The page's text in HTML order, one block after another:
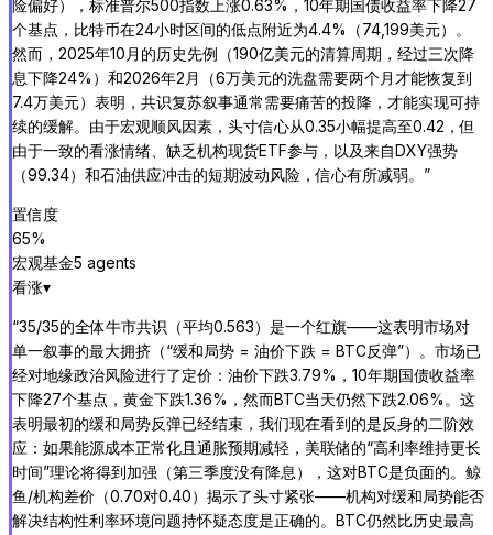
险偏好），标准普尔500指数上涨0.63%，10年期国债收益率下降27
个基点，比特币在24小时区间的低点附近为4.4%（74,199美元）。
然而，2025年10月的历史先例（190亿美元的清算周期，经过三次降
息下降24%）和2026年2月（6万美元的洗盘需要两个月才能恢复到
7.4万美元）表明，共识复苏叙事通常需要痛苦的投降，才能实现可持
续的缓解。由于宏观顺风因素，头寸信心从0.35小幅提高至0.42，但
由于一致的看涨情绪、缺乏机构现货ETF参与，以及来自DXY强势
（99.34）和石油供应冲击的短期波动风险，信心有所减弱。 ”
置信度
65%
宏观基金5 agents
看涨▾
“35/35的全体牛市共识（平均0.563）是一个红旗——这表明市场对
单一叙事的最大拥挤（“缓和局势 = 油价下跌 = BTC反弹”）。市场已
经对地缘政治风险进行了定价：油价下跌3.79%，10年期国债收益率
下降27个基点，黄金下跌1.36%，然而BTC当天仍然下跌2.06%。这
表明最初的缓和局势反弹已经结束，我们现在看到的是反身的二阶效
应：如果能源成本正常化且通胀预期减轻，美联储的“高利率维持更长
时间”理论将得到加强（第三季度没有降息），这对BTC是负面的。鲸
鱼/机构差价（0.70对0.40）揭示了头寸紧张——机构对缓和局势能否
解决结构性利率环境问题持怀疑态度是正确的。BTC仍然比历史最高